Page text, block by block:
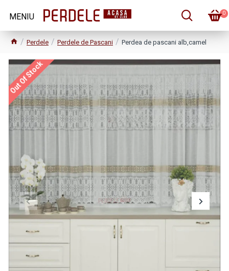
0
Perdele Perdele de Pascani Perdea de pascani alb,camel
Out Of Stock